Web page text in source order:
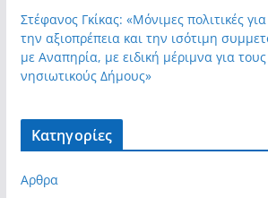
Στέφανος Γκίκας: «Μόνιμες πολιτικές
την αξιοπρέπεια και την ισότιμη
με Αναπηρία, με ειδική μέριμνα για
νησιωτικούς Δήμους»
Kατηγορίες
Αρθρα